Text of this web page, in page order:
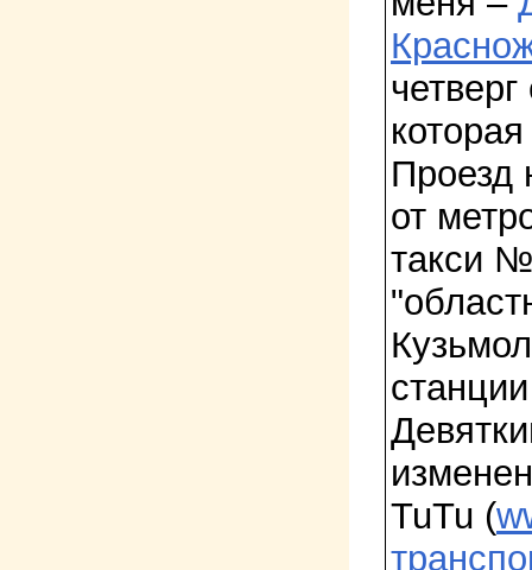
Проезд
от
такси
TuTu (